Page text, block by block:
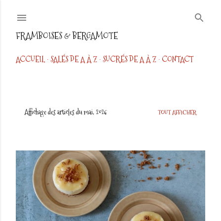
FRAMBOISES & BERGAMOTE
ACCUEIL SALÉS DE A À Z SUCRÉS DE A À Z CONTACT
t
i
c
Affichage des articles du mai, 2026 TOUT AFFICHER